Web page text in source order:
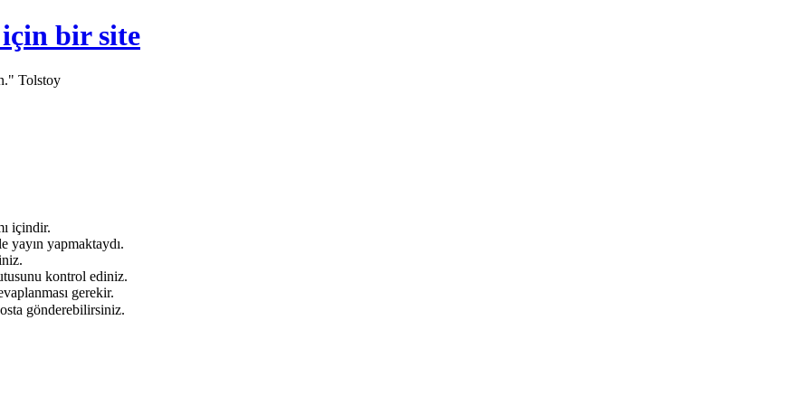
bir site
Tolstoy
içindir.
yapmaktaydı.
kontrol ediniz.
gerekir.
gönderebilirsiniz.